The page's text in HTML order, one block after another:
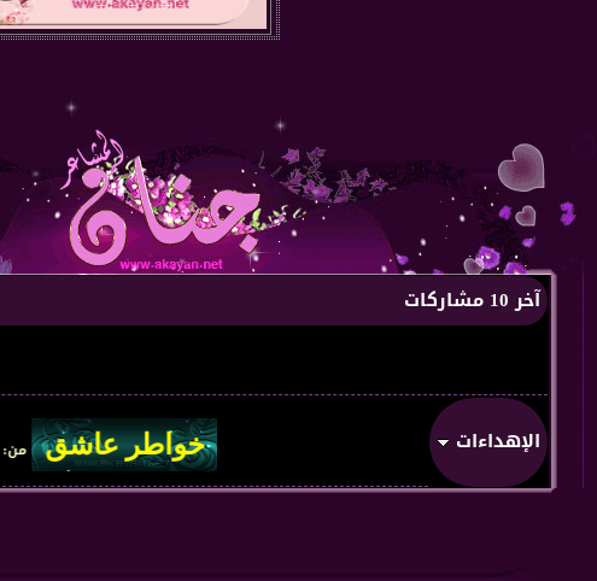
آخر 10 مشاركات
الإهداءات من:من قلب المنتدى